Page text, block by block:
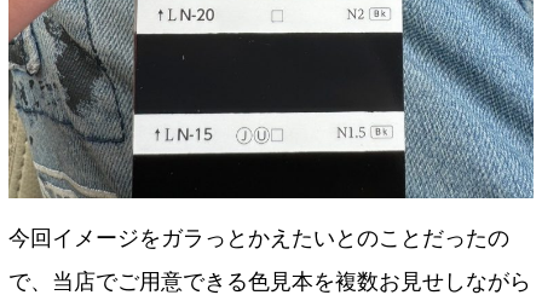
今回イメージをガラっとかえたいとのことだったの
で、当店でご用意できる色見本を複数お見せしながら